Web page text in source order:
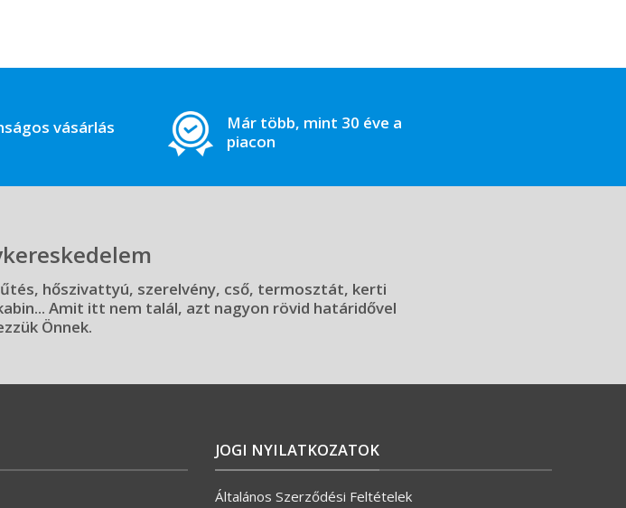
vásárlás
Már több, mint 30 éve a
piacon
hőszivattyú, szerelvény, cső, termosztát, kerti
Amit itt nem talál, azt nagyon rövid határidővel
Önnek.
JOGI NYILATKOZATOK
Általános Szerződési Feltételek